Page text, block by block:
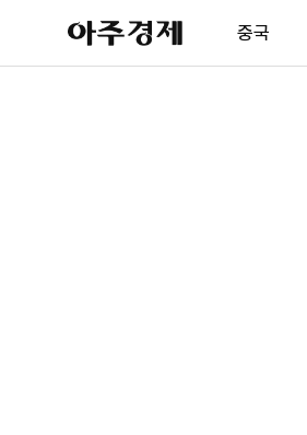
아
주
제
중국